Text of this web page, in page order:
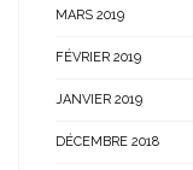
MARS 2019
FÉVRIER 2019
JANVIER 2019
DÉCEMBRE 2018